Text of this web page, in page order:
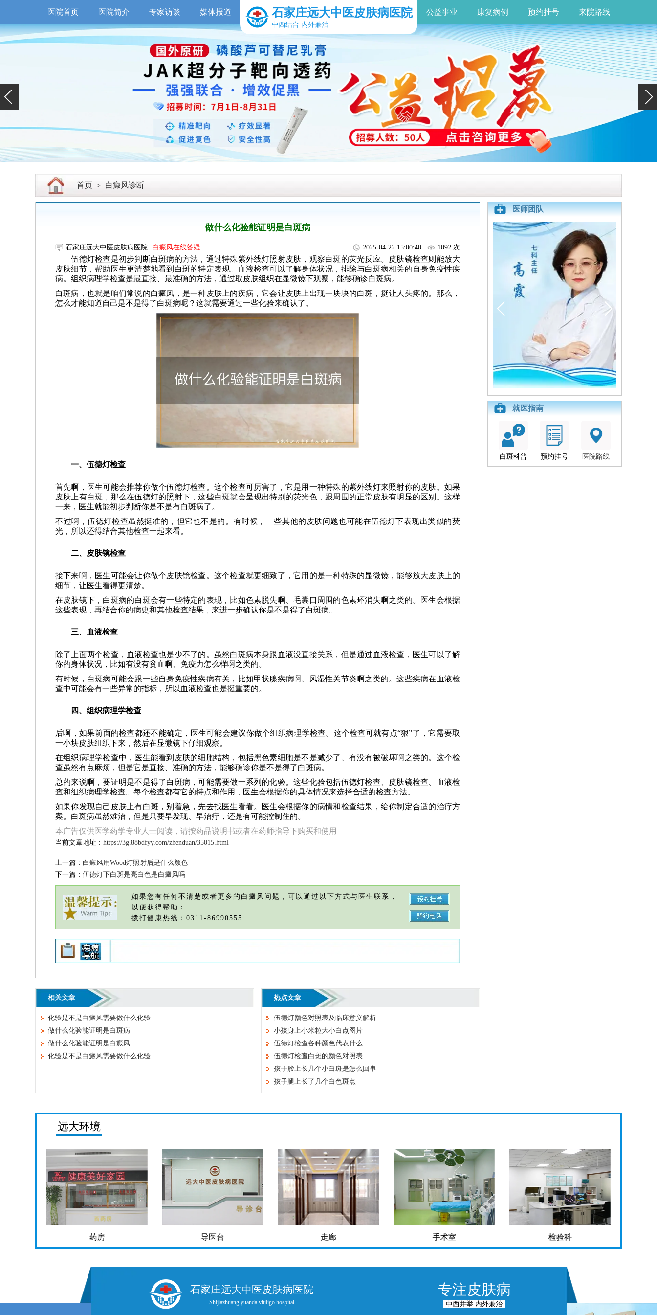
医院首页 医院简介 专家访谈 媒体报道 石家庄远大中医皮肤病医院
中西结合 内外兼治
公益事业 康复病例 预约挂号 来院路线
首页 > 白癜风诊断
做什么化验能证明是白斑病
石家庄远大中医皮肤病医院 白癜风在线答疑 2025-04-22 15:00:40 1092 次
伍德灯检查是初步判断白斑病的方法，通过特殊紫外线灯照射皮肤，观察白斑的荧光反应。皮肤镜检查则能放大
皮肤细节，帮助医生更清楚地看到白斑的特定表现。血液检查可以了解身体状况，排除与白斑病相关的自身免疫性疾
病。组织病理学检查是最直接、最准确的方法，通过取皮肤组织在显微镜下观察，能够确诊白斑病。
白斑病，也就是咱们常说的白癜风，是一种皮肤上的疾病，它会让皮肤上出现一块块的白斑，挺让人头疼的。那么，
怎么才能知道自己是不是得了白斑病呢？这就需要通过一些化验来确认了。
一、伍德灯检查
首先啊，医生可能会推荐你做个伍德灯检查。这个检查可厉害了，它是用一种特殊的紫外线灯来照射你的皮肤。如果
皮肤上有白斑，那么在伍德灯的照射下，这些白斑就会呈现出特别的荧光色，跟周围的正常皮肤有明显的区别。这样
一来，医生就能初步判断你是不是有白斑病了。
不过啊，伍德灯检查虽然挺准的，但它也不是的。有时候，一些其他的皮肤问题也可能在伍德灯下表现出类似的荧
光，所以还得结合其他检查一起来看。
二、皮肤镜检查
接下来啊，医生可能会让你做个皮肤镜检查。这个检查就更细致了，它用的是一种特殊的显微镜，能够放大皮肤上的
细节，让医生看得更清楚。
在皮肤镜下，白斑病的白斑会有一些特定的表现，比如色素脱失啊、毛囊口周围的色素环消失啊之类的。医生会根据
这些表现，再结合你的病史和其他检查结果，来进一步确认你是不是得了白斑病。
三、血液检查
除了上面两个检查，血液检查也是少不了的。虽然白斑病本身跟血液没直接关系，但是通过血液检查，医生可以了解
你的身体状况，比如有没有贫血啊、免疫力怎么样啊之类的。
有时候，白斑病可能会跟一些自身免疫性疾病有关，比如甲状腺疾病啊、风湿性关节炎啊之类的。这些疾病在血液检
查中可能会有一些异常的指标，所以血液检查也是挺重要的。
四、组织病理学检查
后啊，如果前面的检查都还不能确定，医生可能会建议你做个组织病理学检查。这个检查可就有点“狠”了，它需要取
一小块皮肤组织下来，然后在显微镜下仔细观察。
在组织病理学检查中，医生能看到皮肤的细胞结构，包括黑色素细胞是不是减少了、有没有被破坏啊之类的。这个检
查虽然有点麻烦，但是它是直接、准确的方法，能够确诊你是不是得了白斑病。
总的来说啊，要证明是不是得了白斑病，可能需要做一系列的化验。这些化验包括伍德灯检查、皮肤镜检查、血液检
查和组织病理学检查。每个检查都有它的特点和作用，医生会根据你的具体情况来选择合适的检查方法。
如果你发现自己皮肤上有白斑，别着急，先去找医生看看。医生会根据你的病情和检查结果，给你制定合适的治疗方
案。白斑病虽然难治，但是只要早发现、早治疗，还是有可能控制住的。
本广告仅供医学药学专业人士阅读，请按药品说明书或者在药师指导下购买和使用
当前文章地址： https://3g.88bdfyy.com/zhenduan/35015.html
上一篇： 白癜风用Wood灯照射后是什么颜色
下一篇： 伍德灯下白斑是亮白色是白癜风吗
如果您有任何不清楚或者更多的白癜风问题，可以通过以下方式与医生联系，
以便获得帮助：
拨打健康热线：0311-86990555
相关文章
化验是不是白癜风需要做什么化验
做什么化验能证明是白斑病
做什么化验能证明是白癜风
化验是不是白癜风需要做什么化验
热点文章
伍德灯颜色对照表及临床意义解析
小孩身上小米粒大小白点图片
伍德灯检查各种颜色代表什么
伍德灯检查白斑的颜色对照表
孩子脸上长几个小白斑是怎么回事
孩子腿上长了几个白色斑点
医师团队
就医指南
白斑科普 预约挂号 医院路线
远大环境
石家庄远大中医皮肤病医院
Shijiazhuang yuanda vitiligo hospital
专注皮肤病
中西并举 内外兼治